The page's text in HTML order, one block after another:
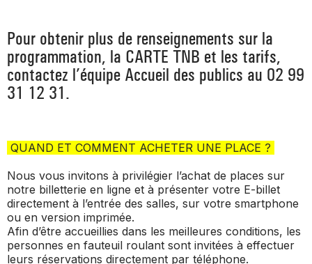
_ ACTION TERRITORIALE
_ TNB SOLIDAIRE
_ TNB ÉCO-RESPONSABLE
_ ARCHIVES ET RESSOURCES
_ RÉSIDENCES D'ARTISTE
_ FORMATION
_ INSERTION PROFESSIONNELLE
_ PROMOTIONS
_ INTERNATIONAL
_ NOUS SOUTENIR
_ NOS MÉCÈNES
_ DEVENEZ MÉCÈNE
_ SOUTENEZ LE FESTIVAL TNB
_ RENCONTRER
_ PRATIQUER
_ PROFITER
_ MARCHÉS
_ EMPLOIS / STAGES
>
>
Pour obtenir plus de renseignements sur la
programmation, la CARTE TNB et les tarifs,
contactez l’équipe Accueil des publics au 02 99
31 12 31.
QUAND ET COMMENT ACHETER UNE PLACE ?
Nous vous invitons à privilégier l’achat de places sur
notre billetterie en ligne et à présenter votre E-billet
directement à l’entrée des salles, sur votre smartphone
ou en version imprimée.
Afin d’être accueillies dans les meilleures conditions, les
personnes en fauteuil roulant sont invitées à effectuer
leurs réservations directement par téléphone.